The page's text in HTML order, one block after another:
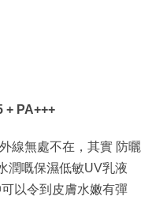
潤嘅保濕低敏UV乳液
以令到皮膚水嫩有彈